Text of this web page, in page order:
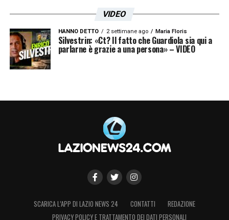
VIDEO
HANNO DETTO 2 settimane ago Maria Floris
Silvestrin: «Ct? Il fatto che Guardiola sia qui a
parlarne è grazie a una persona» – VIDEO
SCARICA L’APP DI LAZIO NEWS 24 CONTATTI
REDAZIONE
PRIVACY POLICY E TRATTAMENTO DEI DATI PERSONALI